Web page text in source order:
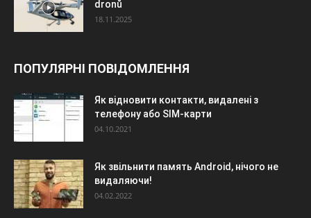
dronů
18.11.2025
ПОПУЛЯРНІ ПОВІДОМЛЕННЯ
Як відновити контакти, видалені з
телефону або SIM-карти
04.10.2021
Як звільнити память Android, нічого не
видаляючи!
04.02.2022